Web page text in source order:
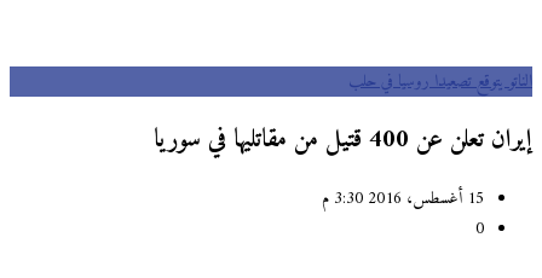
الناتو يتوقع تصعيدا روسيا في حلب
إيران تعلن عن 400 قتيل من مقاتليها في سوريا
15 أغسطس، 2016 3:30 م